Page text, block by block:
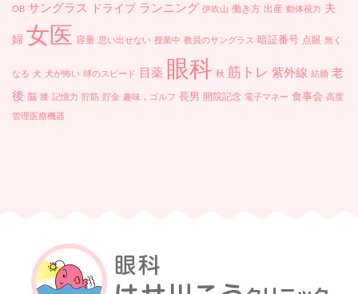
OB サングラス ドライブ ランニング 伊吹山 働き方 出産 動体視力 夫
婦 女医 容量 思い出せない 授業中 教員のサングラス 暗証番号 点眼 無く
なる 犬 犬が怖い 球のスピード 目薬 眼科 秋 筋トレ 紫外線 結婚 老
後 脳 膝 記憶力 貯筋 貯金 趣味，ゴルフ 長男 開院記念 電子マネー 食事会 高度
管理医療機器